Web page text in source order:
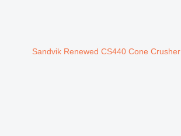
كسارة مخروطية Sandvik Renewed CS440 Cone Crusher